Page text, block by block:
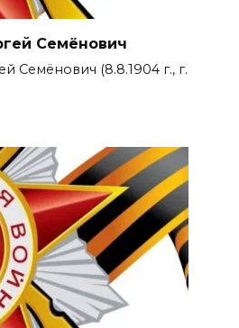
Семёнович
Семёнович (8.8.1904 г., г.